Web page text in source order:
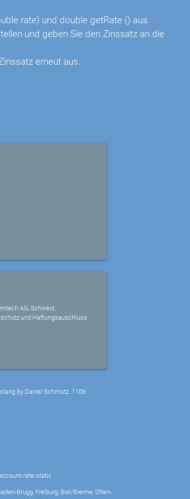
rate) und double getRate () aus.
und geben Sie den Zinssatz an die
erneut aus.
AG, Schweiz.
und Haftungsauschluss.
by Daniel Schmutz 1106
rate-static
Brugg, Freiburg, Biel/Bienne, Olten-